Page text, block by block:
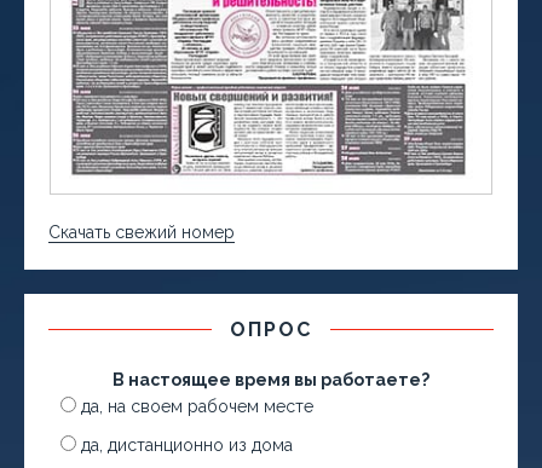
Скачать свежий номер
ОПРОС
В настоящее время вы работаете?
да, на своем рабочем месте
да, дистанционно из дома